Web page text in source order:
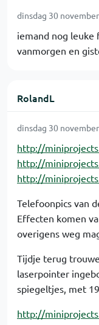
dinsdag 30
iemand nog leuke
vanmorgen en
RolandL
dinsdag 30
http://
http://
http://
Telefoonpics van
Effecten komen
overigens weg
Tijdje terug
laserpointer
spiegeltjes, met
http://